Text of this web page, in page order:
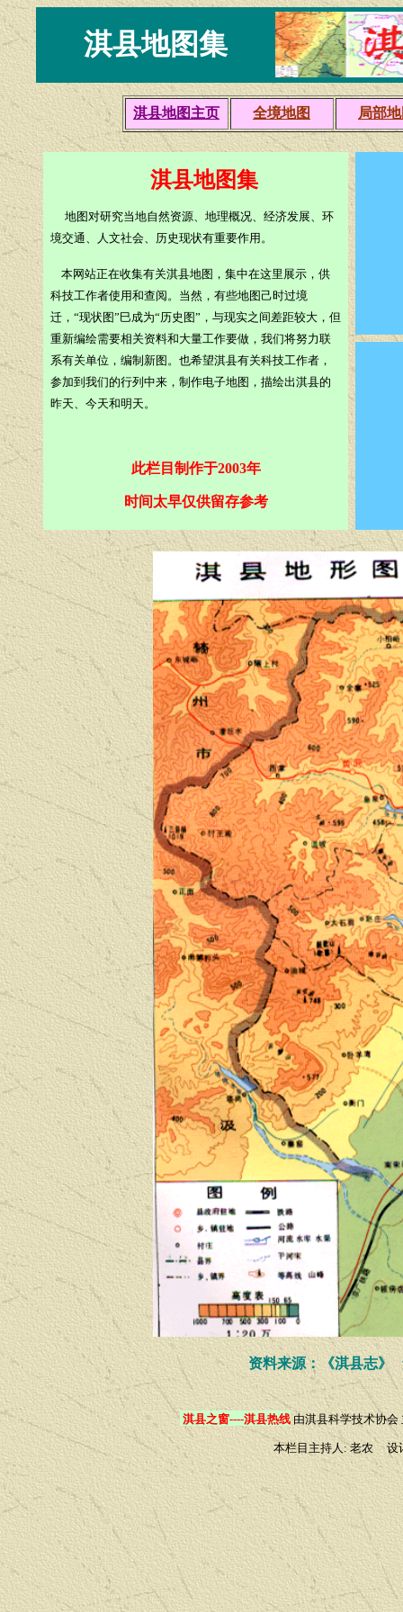
淇县地图集
淇县地图主页 全境地图 局部
淇县地图集
地图对研究当地自然资源、地理概况、经济发展、环
境交通、人文社会、历史现状有重要作用。
本网站正在收集有关淇县地图，集中在这里展示，供
科技工作者使用和查阅。当然，有些地图己时过境
迁，“现状图”巳成为“历史图”，与现实之间差距较大，但
重新编绘需要相关资料和大量工作要做，我们将努力联
系有关单位，编制新图。也希望淇县有关科技工作者，
参加到我们的行列中来，制作电子地图，描绘出淇县的
昨天、今天和明天。
此栏目制作于2003年
时间太早仅供留存参考
资料来源：《淇县志》
淇县之窗----淇县热线 由淇县科学技术协会
本栏目主持人: 老农 设